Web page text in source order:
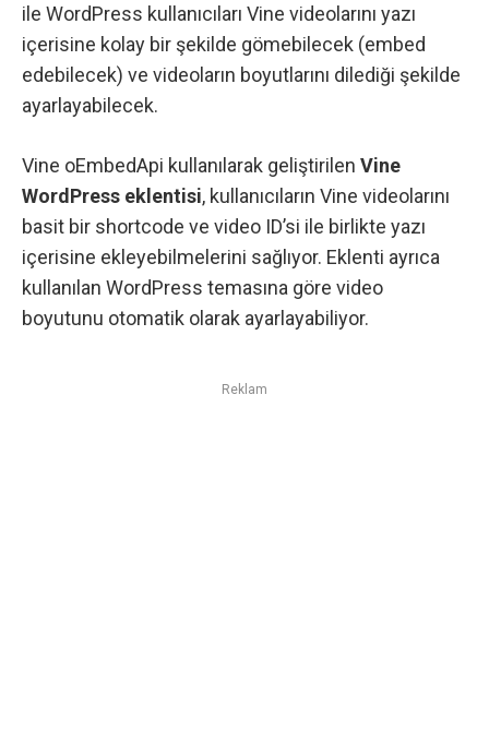
ile WordPress kullanıcıları Vine videolarını yazı
içerisine kolay bir şekilde gömebilecek (embed
edebilecek) ve videoların boyutlarını dilediği şekilde
ayarlayabilecek.
Vine oEmbedApi kullanılarak geliştirilen Vine
WordPress eklentisi, kullanıcıların Vine videolarını
basit bir shortcode ve video ID’si ile birlikte yazı
içerisine ekleyebilmelerini sağlıyor. Eklenti ayrıca
kullanılan WordPress temasına göre video
boyutunu otomatik olarak ayarlayabiliyor.
Reklam